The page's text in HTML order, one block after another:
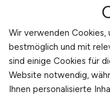
Österreich
Schweiz
Europa
International
Wir verwenden Cookies,
bestmöglich und mit
sind einige Cookies für
Website notwendig,
Ihnen personalisierte